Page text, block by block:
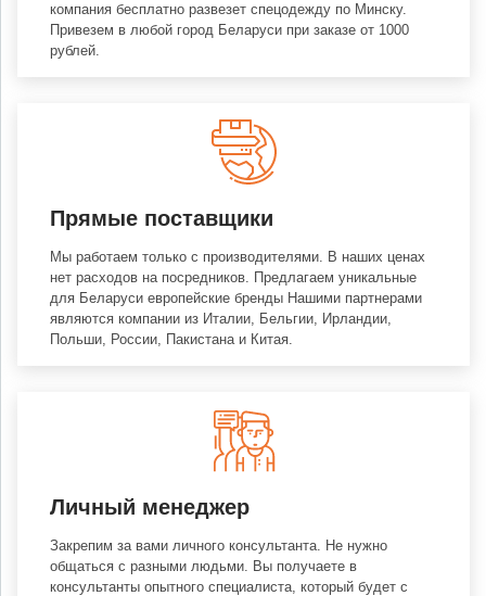
компания бесплатно развезет спецодежду по Минску.
Привезем в любой город Беларуси при заказе от 1000
рублей.
Прямые поставщики
Мы работаем только с производителями. В наших ценах
нет расходов на посредников. Предлагаем уникальные
для Беларуси европейские бренды Нашими партнерами
являются компании из Италии, Бельгии, Ирландии,
Польши, России, Пакистана и Китая.
Личный менеджер
Закрепим за вами личного консультанта. Не нужно
общаться с разными людьми. Вы получаете в
консультанты опытного специалиста, который будет с